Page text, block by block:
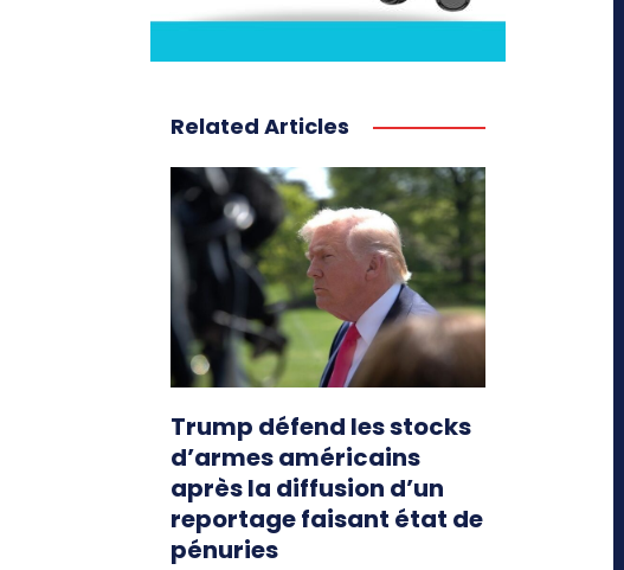
Related Articles
Trump défend les stocks
d’armes américains
après la diffusion d’un
reportage faisant état de
pénuries